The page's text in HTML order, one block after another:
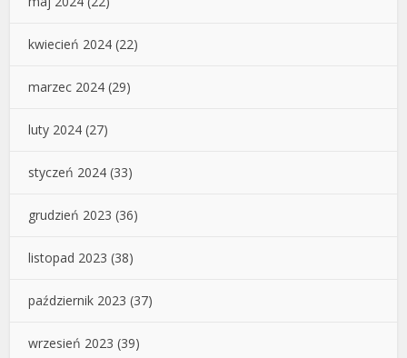
kwiecień 2024 (22)
marzec 2024 (29)
luty 2024 (27)
styczeń 2024 (33)
grudzień 2023 (36)
listopad 2023 (38)
październik 2023 (37)
wrzesień 2023 (39)